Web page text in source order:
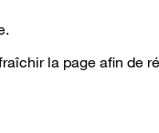
la page afin de